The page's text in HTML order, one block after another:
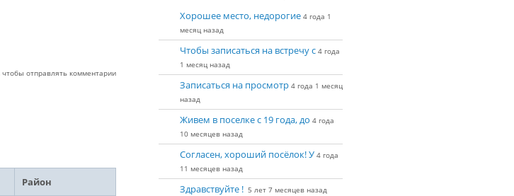
чтобы отправлять комментарии
Район
Хорошее место, недорогие 4 года 1
месяц назад
Чтобы записаться на встречу с 4 года
1 месяц назад
Записаться на просмотр 4 года 1 месяц
назад
Живем в поселке с 19 года, до 4 года
10 месяцев назад
Согласен, хороший посёлок! У 4 года
11 месяцев назад
Здравствуйте ! 5 лет 7 месяцев назад